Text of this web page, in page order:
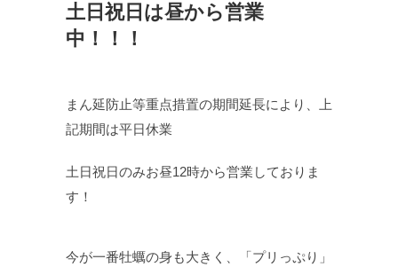
土日祝日は昼から営業
中！！！
まん延防止等重点措置の期間延長により、上
記期間は平日休業
土日祝日のみお昼12時から営業しておりま
す！
今が一番牡蠣の身も大きく、「プリっぷり」